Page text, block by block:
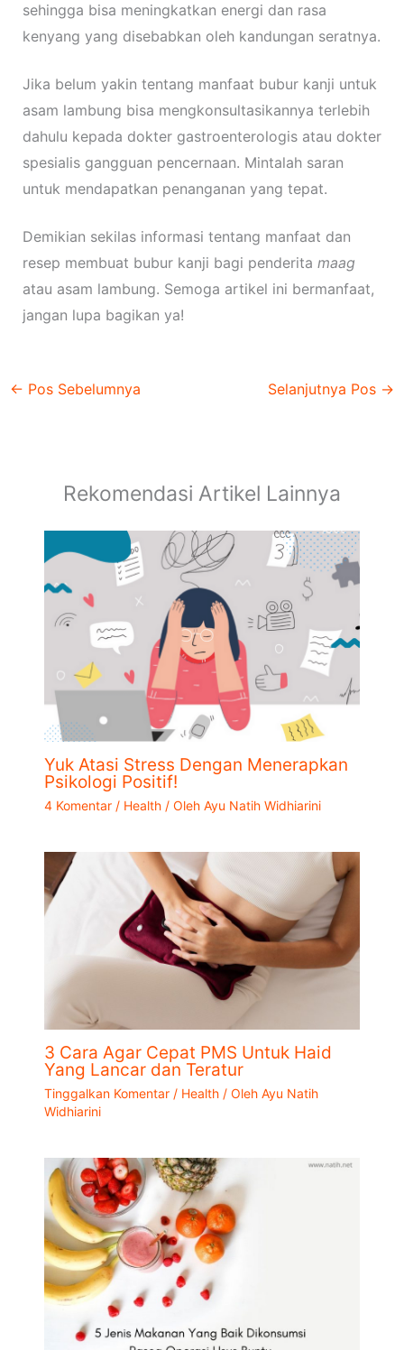
sehingga bisa meningkatkan energi dan rasa
kenyang yang disebabkan oleh kandungan seratnya.
Jika belum yakin tentang manfaat bubur kanji untuk
asam lambung bisa mengkonsultasikannya terlebih
dahulu kepada dokter gastroenterologis atau dokter
spesialis gangguan pencernaan. Mintalah saran
untuk mendapatkan penanganan yang tepat.
Demikian sekilas informasi tentang manfaat dan
resep membuat bubur kanji bagi penderita maag
atau asam lambung. Semoga artikel ini bermanfaat,
jangan lupa bagikan ya!
← Pos Sebelumnya Selanjutnya Pos →
Rekomendasi Artikel Lainnya
Yuk Atasi Stress Dengan Menerapkan
Psikologi Positif!
4 Komentar / Health/ Oleh Ayu Natih Widhiarini
3 Cara Agar Cepat PMS Untuk Haid
Yang Lancar dan Teratur
Tinggalkan Komentar / Health/ Oleh Ayu Natih
Widhiarini